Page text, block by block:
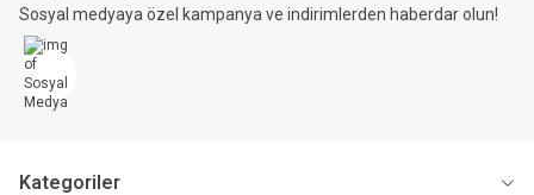
Sosyal medyaya özel kampanya ve indirimlerden haberdar olun!
Kategoriler